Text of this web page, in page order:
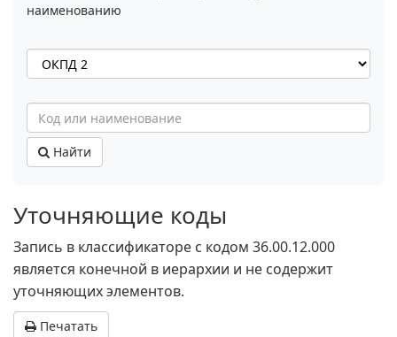
наименованию
Найти
Уточняющие коды
Запись в классификаторе с кодом 36.00.12.000
является конечной в иерархии и не содержит
уточняющих элементов.
Печатать